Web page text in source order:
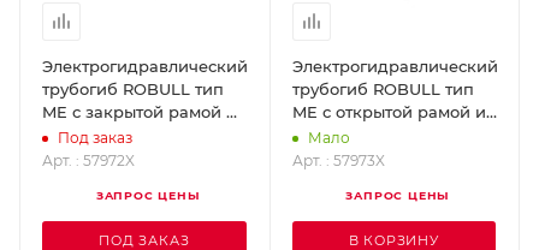
Электрогидравлический
трубогиб ROBULL тип
ME с закрытой рамой и
принадлежностями 3/8 -
2" (Робулл)
Под заказ
Арт. : 57972X
ЗАПРОС ЦЕНЫ
ПОД ЗАКАЗ
Электрогидравлический
трубогиб ROBULL тип
ME с открытой рамой и
принадлежностями 3/8 -
2" (Робулл)
Мало
Арт. : 57973X
ЗАПРОС ЦЕНЫ
В КОРЗИНУ